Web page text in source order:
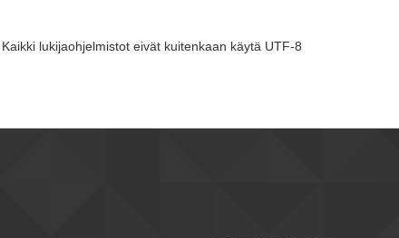
lukijaohjelmistot eivät kuitenkaan käytä UTF-8